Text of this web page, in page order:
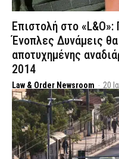
Επιστολή στο «L&O»:
Ένοπλες Δυνάμεις
αποτυχημένης
2014
Law & Order Newsroom - 20